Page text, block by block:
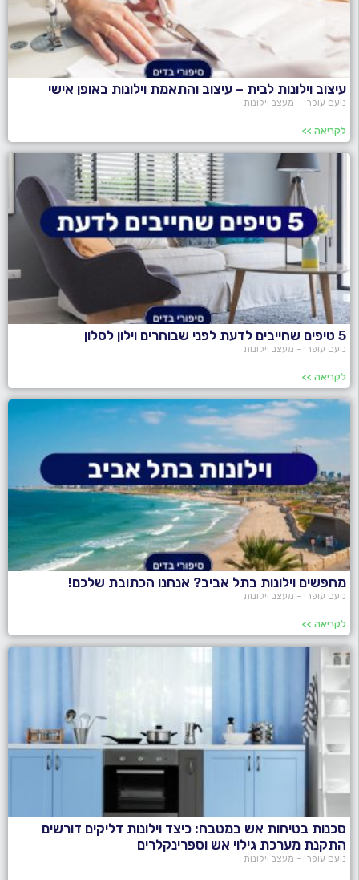
עיצוב וילונות לבית – עיצוב והתאמת וילונות באופן אישי
נועם עופרי - מעצב וילונות
לקריאה >>
5 טיפים שחייבים לדעת לפני שבוחרים וילון לסלון
נועם עופרי - מעצב וילונות
לקריאה >>
מחפשים וילונות בתל אביב? אנחנו הכתובת שלכם!
נועם עופרי - מעצב וילונות
לקריאה >>
סכנות בטיחות אש במטבח: כיצד וילונות דליקים דורשים
התקנת מערכת גילוי אש וספרינקלרים
נועם עופרי - מעצב וילונות